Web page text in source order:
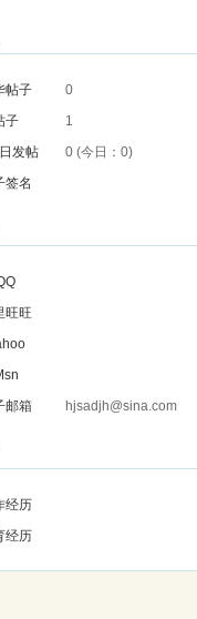
帖子
0
子
1
发帖
0 (今日：0)
签名
旺旺
邮箱
hjsadjh@sina.com
经历
经历